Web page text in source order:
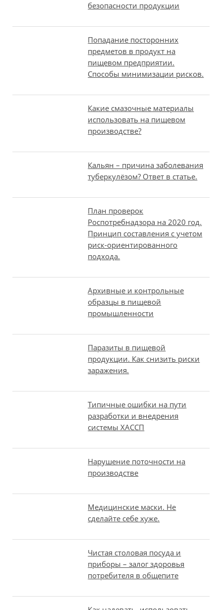
безопасности продукции
Попадание посторонних
предметов в продукт на
пищевом предприятии.
Способы минимизации рисков.
Какие смазочные материалы
использовать на пищевом
производстве?
Кальян – причина заболевания
туберкулёзом? Ответ в статье.
План проверок
Роспотребнадзора на 2020 год.
Принцип составления с учетом
риск-ориентированного
подхода.
Архивные и контрольные
образцы в пищевой
промышленности
Паразиты в пищевой
продукции. Как снизить риски
заражения.
Типичные ошибки на пути
разработки и внедрения
системы ХАССП
Нарушение поточности на
производстве
Медицинские маски. Не
сделайте себе хуже.
Чистая столовая посуда и
приборы – залог здоровья
потребителя в общепите